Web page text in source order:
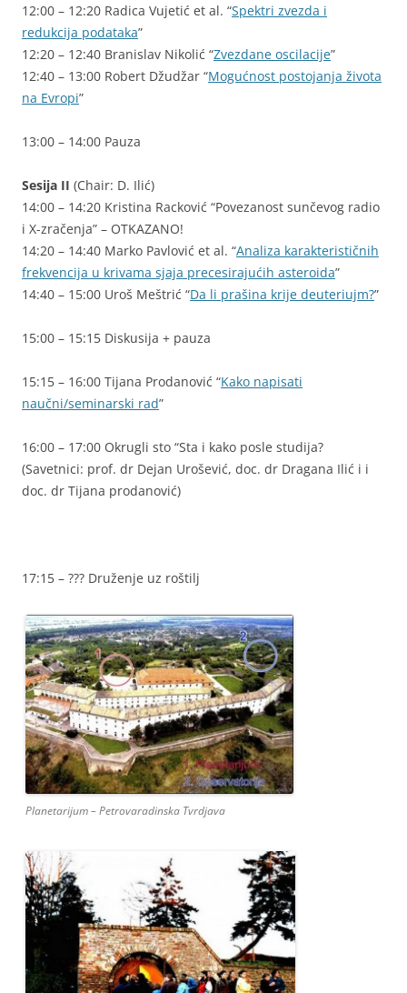
12:00 – 12:20 Radica Vujetić et al. “Spektri zvezda i
redukcija podataka”
12:20 – 12:40 Branislav Nikolić “Zvezdane oscilacije”
12:40 – 13:00 Robert Džudžar “Mogućnost postojanja života
na Evropi”
13:00 – 14:00 Pauza
Sesija II (Chair: D. Ilić)
14:00 – 14:20 Kristina Racković “Povezanost sunčevog radio
i X-zračenja” – OTKAZANO!
14:20 – 14:40 Marko Pavlović et al. “Analiza karakterističnih
frekvencija u krivama sjaja precesirajućih asteroida”
14:40 – 15:00 Uroš Meštrić “Da li prašina krije deuteriujm?”
15:00 – 15:15 Diskusija + pauza
15:15 – 16:00 Tijana Prodanović “Kako napisati
naučni/seminarski rad”
16:00 – 17:00 Okrugli sto “Sta i kako posle studija?
(Savetnici: prof. dr Dejan Urošević, doc. dr Dragana Ilić i i
doc. dr Tijana prodanović)
17:15 – ??? Druženje uz roštilj
Planetarijum – Petrovaradinska Tvrdjava